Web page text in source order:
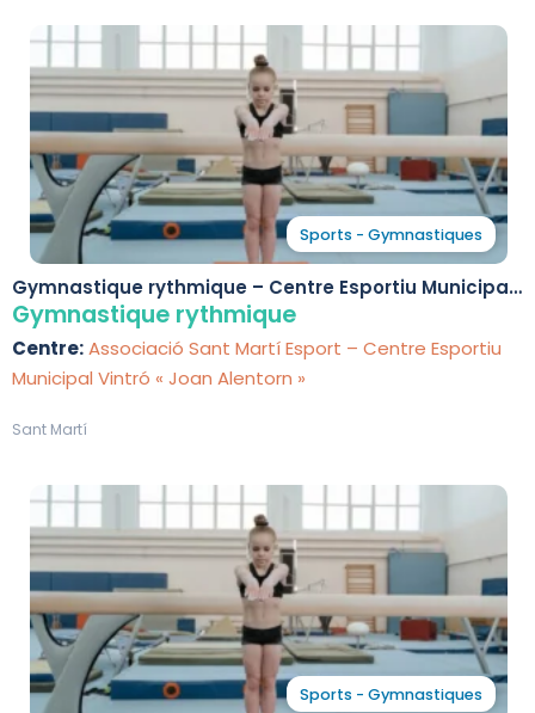
Sports - Gymnastiques
Gymnastique rythmique – Centre Esportiu Municipal
Vintró « Joan Alentorn »
Gymnastique rythmique
Centre:Associació Sant Martí Esport – Centre Esportiu
Municipal Vintró « Joan Alentorn »
Sant Martí
Sports - Gymnastiques